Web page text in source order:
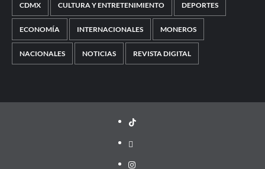
CDMX CULTURA Y ENTRETENIMIENTO DEPORTES
ECONOMÍA INTERNACIONALES MONEROS
NACIONALES NOTICIAS REVISTA DIGITAL
TikTok
threads
Instagram